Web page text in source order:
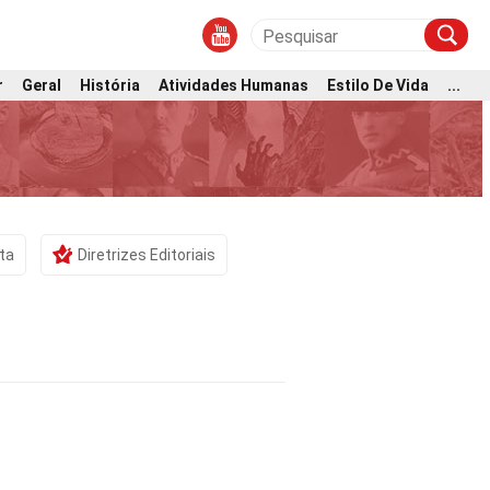
Geral História Atividades Humanas Estilo De Vida ...
Diretrizes Editoriais